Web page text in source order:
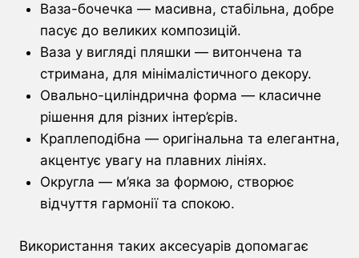
Ваза-бочечка — масивна, стабільна, добре
пасує до великих композицій.
Ваза у вигляді пляшки — витончена та
стримана, для мінімалістичного декору.
Овально-циліндрична форма — класичне
рішення для різних інтер’єрів.
Краплеподібна — оригінальна та елегантна,
акцентує увагу на плавних лініях.
Округла — м’яка за формою, створює
відчуття гармонії та спокою.
Використання таких аксесуарів допомагає